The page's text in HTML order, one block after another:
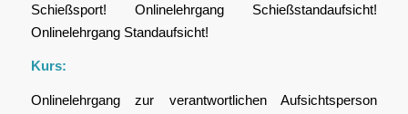
Schießsport! Onlinelehrgang Schießstandaufsicht!
Onlinelehrgang Standaufsicht!
Kurs:
Onlinelehrgang zur verantwortlichen Aufsichtsperson